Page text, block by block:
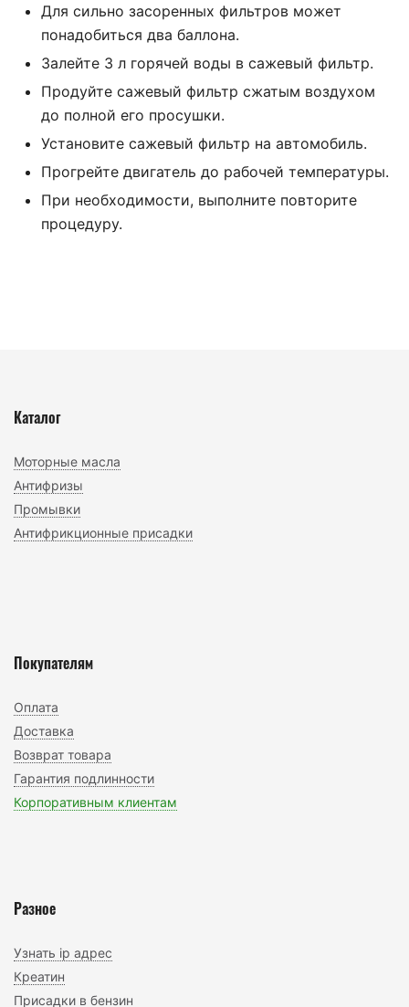
Для сильно засоренных фильтров может
понадобиться два баллона.
Залейте 3 л горячей воды в сажевый фильтр.
Продуйте сажевый фильтр сжатым воздухом
до полной его просушки.
Установите сажевый фильтр на автомобиль.
Прогрейте двигатель до рабочей температуры.
При необходимости, выполните повторите
процедуру.
Каталог
Моторные масла
Антифризы
Промывки
Антифрикционные присадки
Покупателям
Оплата
Доставка
Возврат товара
Гарантия подлинности
Корпоративным клиентам
Разное
Узнать ip адрес
Креатин
Присадки в бензин